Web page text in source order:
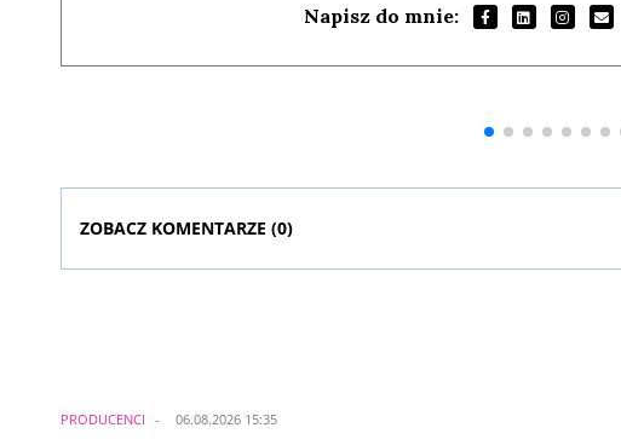
Napisz do mnie:
Sterniccy
Sterniccy
ZOBACZ KOMENTARZE (0)
PRODUCENCI 06.08.2026 15:35